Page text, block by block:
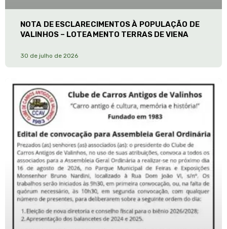
NOTA DE ESCLARECIMENTOS À POPULAÇÃO DE
VALINHOS – LOTEAMENTO TERRAS DE VIENA
30 de julho de 2026